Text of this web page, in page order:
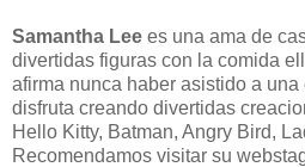
Samantha Lee es una ama de
divertidas figuras con la comida
afirma nunca haber asistido a
disfruta creando divertidas
Hello Kitty, Batman, Angry Bird,
Recomendamos visitar su